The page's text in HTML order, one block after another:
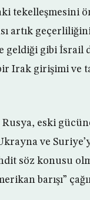
tekelleşmesini
artık
geldiği gibi İsrail
Irak girişimi ve
Rusya, eski
ve
söz konusu
barışı”